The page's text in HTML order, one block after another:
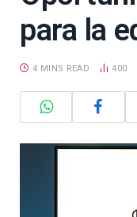
para la
4 MINS READ 400